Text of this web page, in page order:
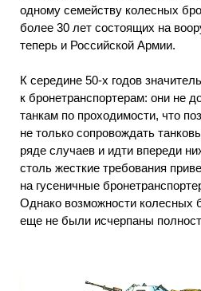
одному семейству колесных
более 30 лет состоящих на
теперь и Российской Армии.
К середине 50-х годов
к бронетранспортерам: они не
танкам по проходимости, что
не только сопровождать
ряде случаев и идти впереди
столь жесткие требования
на гусеничные
Однако возможности колесных
еще не были исчерпаны